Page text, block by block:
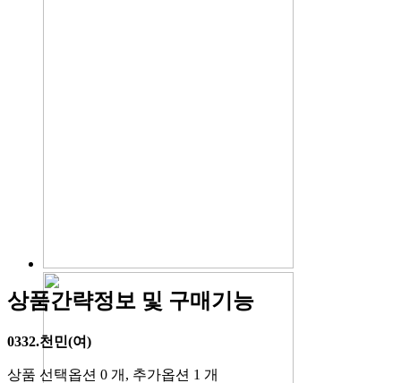
상품간략정보 및 구매기능
0332.천민(여)
상품 선택옵션 0 개, 추가옵션 1 개